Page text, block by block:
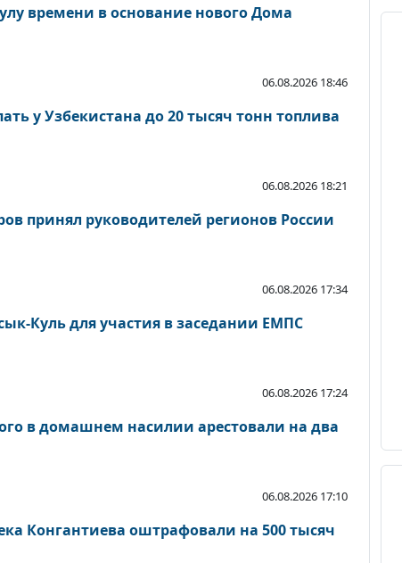
времени в основание нового Дома
06.08.2026 18:46
у Узбекистана до 20 тысяч тонн топлива
06.08.2026 18:21
принял руководителей регионов России
06.08.2026 17:34
Куль для участия в заседании ЕМПС
06.08.2026 17:24
в домашнем насилии арестовали на два
06.08.2026 17:10
Конгантиева оштрафовали на 500 тысяч